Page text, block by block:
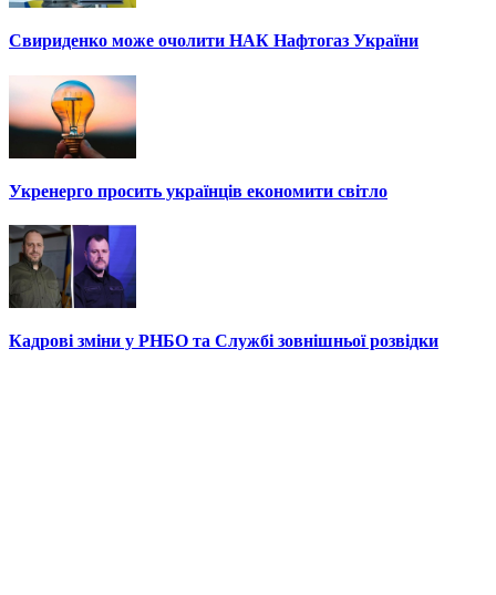
Свириденко може очолити НАК Нафтогаз України
Укренерго просить українців економити світло
Кадрові зміни у РНБО та Службі зовнішньої розвідки